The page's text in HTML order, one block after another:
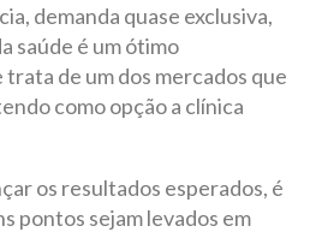
demanda quase exclusiva,
saúde é um ótimo
de um dos mercados que
como opção a clínica
os resultados esperados, é
pontos sejam levados em